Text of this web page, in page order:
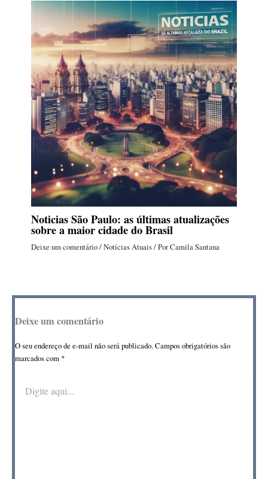
Noticias São Paulo: as últimas atualizações
sobre a maior cidade do Brasil
Deixe um comentário/Notícias Atuais/ PorCamila Santana
Deixe um comentário
O seu endereço de e-mail não será publicado.Campos obrigatórios são
marcados com *
aqui...